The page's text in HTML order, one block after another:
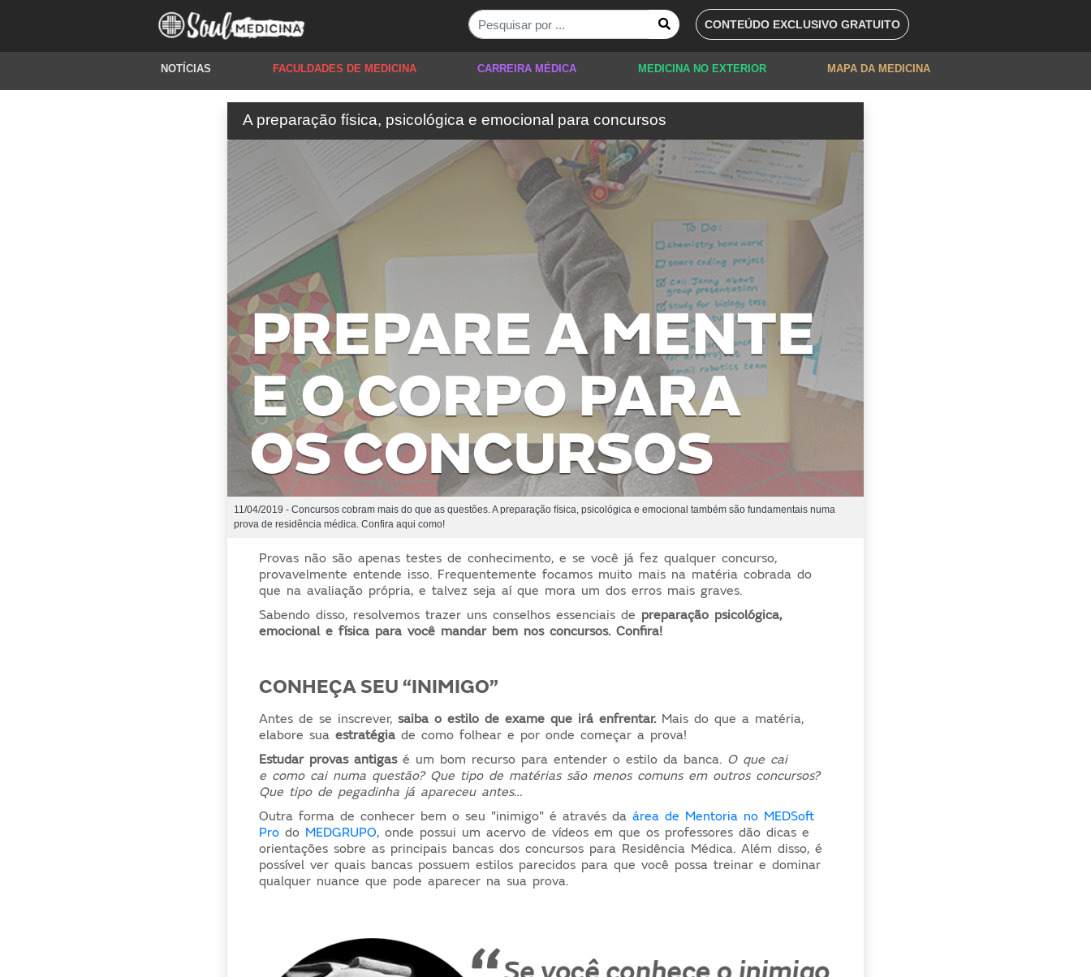
CONTEÚDO EXCLUSIVO GRATUITO
NOTÍCIAS FACULDADES DE MEDICINA CARREIRA MÉDICA MEDICINA NO EXTERIOR MAPA DA MEDICINA
A preparação física, psicológica e emocional para concursos
11/04/2019 - Concursos cobram mais do que as questões. A preparação física, psicológica e emocional também são fundamentais numa
prova de residência médica. Confira aqui como!
Provas não são apenas testes de conhecimento, e se você já fez qualquer concurso,
provavelmente entende isso. Frequentemente focamos muito mais na matéria cobrada do
que na avaliação própria, e talvez seja aí que mora um dos erros mais graves.
Sabendo disso, resolvemos trazer uns conselhos essenciais de preparação psicológica,
emocional e física para você mandar bem nos concursos. Confira!
CONHEÇA SEU “INIMIGO”
Antes de se inscrever,saiba o estilo de exame que irá enfrentar.Mais do que a matéria,
elabore suaestratégia de como folhear e por onde começar a prova!
Estudar provas antigasé um bom recurso para entender o estilo da banca. O que cai
e como cai numa questão? Que tipo de matérias são menos comuns em outros concursos?
Que tipo de pegadinha já apareceu antes…
Outra forma de conhecer bem o seu "inimigo" é através daárea de Mentoria no MEDSoft
Pro do MEDGRUPO, onde possui um acervo de vídeos em que os professores dão dicas e
orientações sobre as principais bancas dos concursos para Residência Médica. Além disso, é
possível ver quais bancas possuem estilos parecidos para que você possa treinar e dominar
qualquer nuance que pode aparecer na sua prova.